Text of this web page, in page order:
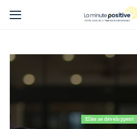
Elles se développent